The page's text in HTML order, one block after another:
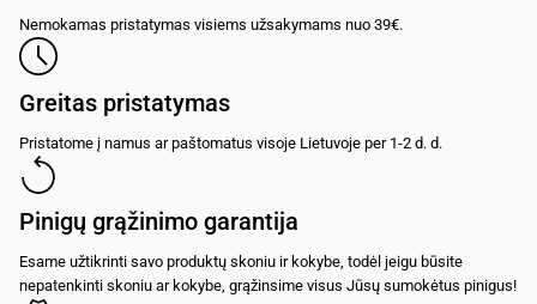
Nemokamas pristatymas visiems užsakymams nuo 39€.
Greitas pristatymas
Pristatome į namus ar paštomatus visoje Lietuvoje per 1-2 d. d.
Pinigų grąžinimo garantija
Esame užtikrinti savo produktų skoniu ir kokybe, todėl jeigu būsite
nepatenkinti skoniu ar kokybe, grąžinsime visus Jūsų sumokėtus pinigus!